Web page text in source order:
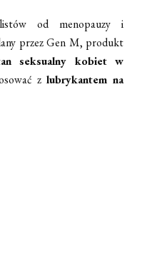
od menopauzy i
przez Gen M, produkt
seksualny kobiet w
z lubrykantem na